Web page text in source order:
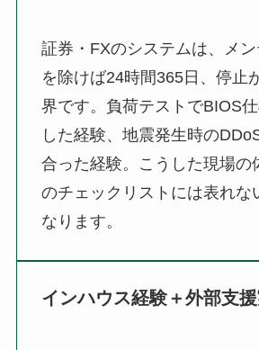
証券・FXのシステムは、メ
を除けば24時間365日、停止
界です。負荷テストでBIOS
した経験、地震発生時の
合った経験。こうした現場の
のチェックリストには表れな
なります。
インハウス経験＋外部支